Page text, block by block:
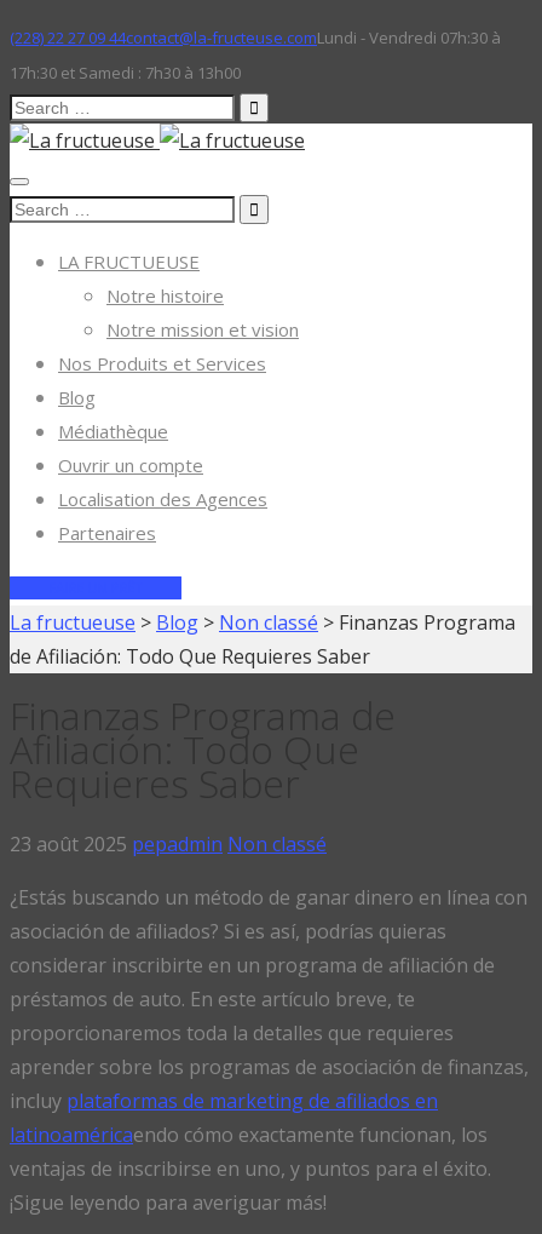
(228) 22 27 09 44contact@la-fructeuse.comLundi - Vendredi 07h:30 à
17h:30 et Samedi : 7h30 à 13h00
Search
for:
Search
LA FRUCTUEUSE
Notre histoire
Notre mission et vision
Nos Produits et Services
Blog
Médiathèque
Ouvrir un compte
Localisation des Agences
Partenaires
La fructueuse > Blog > Non classé > Finanzas Programa
de Afiliación: Todo Que Requieres Saber
23 août 2025 pepadmin Non classé
¿Estás buscando un método de ganar dinero en línea con
asociación de afiliados? Si es así, podrías quieras
considerar inscribirte en un programa de afiliación de
préstamos de auto. En este artículo breve, te
proporcionaremos toda la detalles que requieres
aprender sobre los programas de asociación de finanzas,
incluy plataformas de marketing de afiliados en
latinoaméricaendo cómo exactamente funcionan, los
ventajas de inscribirse en uno, y puntos para el éxito.
¡Sigue leyendo para averiguar más!